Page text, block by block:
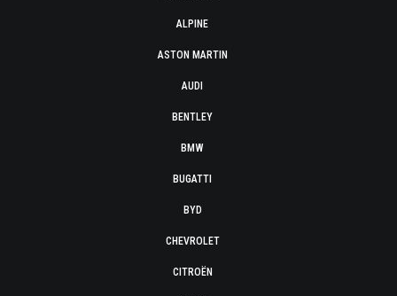
ALPINE
ASTON MARTIN
AUDI
BENTLEY
BMW
BUGATTI
BYD
CHEVROLET
CITROËN